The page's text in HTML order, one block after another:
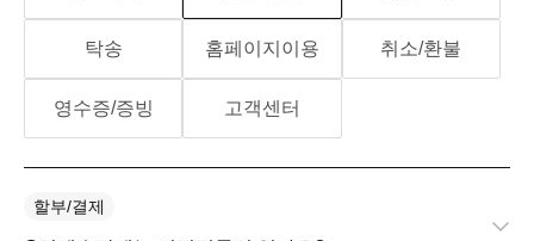
탁송 홈페이지이용 취소/환불
영수증/증빙 고객센터
할부/결제